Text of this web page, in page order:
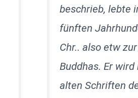
beschrieb, lebte
fünften
Chr.. also etw
Buddhas. Er wird
alten Schriften